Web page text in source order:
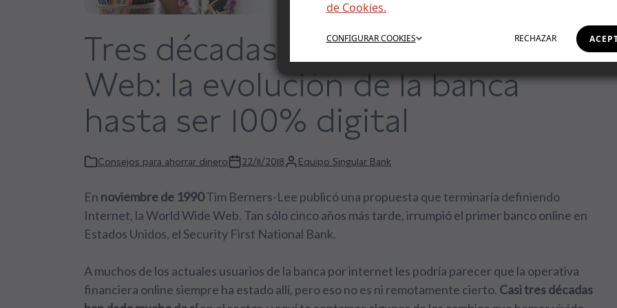
de Cookies.
RECHAZAR
CONFIGURARCOOKIES
Tres décadas de World Wide
Web: la evolución de la banca
hasta ser 100% digital
Consejos para ahorrar dinero 22/11/2018 Equipo Singular Bank
En noviembre de 1990Tim Berners-Lee publicó una propuesta que terminaría definiendo
Internet, la World Wide Web. Tan sólo cinco años más tarde, irrumpió el primer banco online en
Estados Unidos, el Security First National Bank.
A muchos de los actuales usuarios de la banca por internet les podría parecer que la operativa
financiera online siempre ha estado allí, pero eso no es ni remotamente cierto. Casi tres décadas